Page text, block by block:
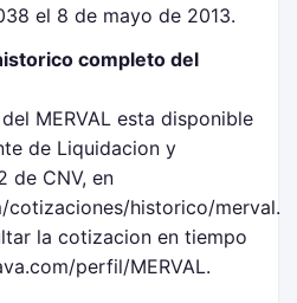
el 8 de mayo de 2013.
completo del
MERVAL esta disponible
de Liquidacion y
de CNV, en
cotizaciones/historico/merval.
la cotizacion en tiempo
perfil/MERVAL.